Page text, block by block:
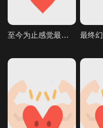
至今为止感觉最棒的一次做爱1